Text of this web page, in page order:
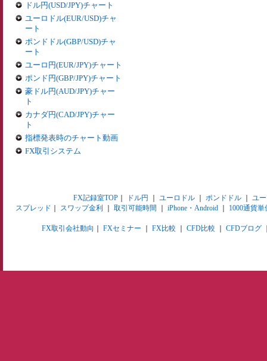
ドル円(USD/JPY)チャート
ユーロドル(EUR/USD)チャ
ート
ポンドドル(GBP/USD)チャ
ート
ユーロ円(EUR/JPY)チャート
ポンド円(GBP/JPY)チャート
豪ドル円(AUD/JPY)チャー
ト
カナダ円(CAD/JPY)チャー
ト
指標発表時のチャート動画
FX取引システム
FX記録室TOP｜ ドル円 ユーロドル｜ ポンドドル｜ ユ
スプレッド
スワップ金利 取引可能時間 iPhone・Android 1000通貨単
FX取引会社動向 FXセミナー FX比較 CFD比較 CFDブログ